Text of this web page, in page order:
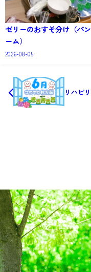
ゼリーのおすそ分け（パ
ーム）
2026-08-05
リハビ